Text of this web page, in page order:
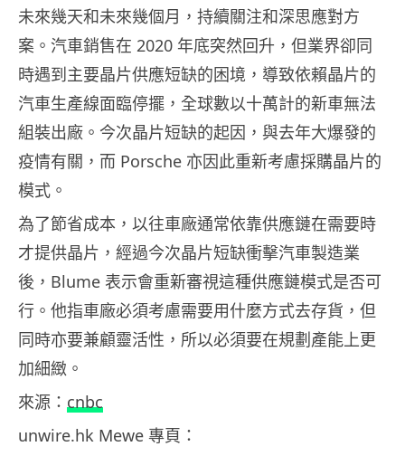
未來幾天和未來幾個月，持續關注和深思應對方
案。汽車銷售在 2020 年底突然回升，但業界卻同
時遇到主要晶片供應短缺的困境，導致依賴晶片的
汽車生產線面臨停擺，全球數以十萬計的新車無法
組裝出廠。今次晶片短缺的起因，與去年大爆發的
疫情有關，而 Porsche 亦因此重新考慮採購晶片的
模式。
為了節省成本，以往車廠通常依靠供應鏈在需要時
才提供晶片，經過今次晶片短缺衝擊汽車製造業
後，Blume 表示會重新審視這種供應鏈模式是否可
行。他指車廠必須考慮需要用什麼方式去存貨，但
同時亦要兼顧靈活性，所以必須要在規劃產能上更
加細緻。
來源： cnbc
unwire.hk Mewe 專頁：